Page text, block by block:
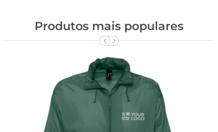
Produtos mais populares